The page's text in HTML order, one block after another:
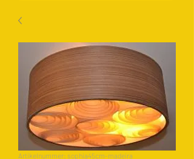
Artikelnummer: sophia45cm-madeira